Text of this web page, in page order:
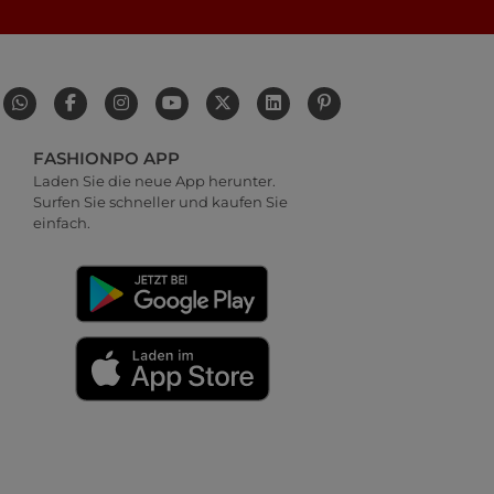
FASHIONPO APP
Laden Sie die neue App herunter.
Surfen Sie schneller und kaufen Sie
einfach.